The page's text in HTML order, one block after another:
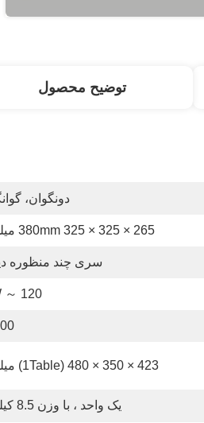
توضیح محصول
دونگوان،
380mm 325 × 325 × 265 میلی متر
سری چند منظوره
120 ～ 300W
300
423 × 350 × 480 (1Table) میلی متر
یک واحد ، با وزن 8.5 کیلوگرم.